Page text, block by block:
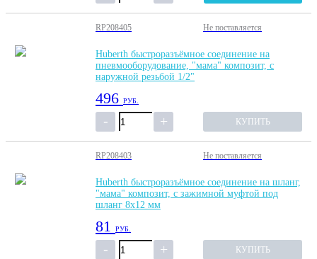
RP208405 Не поставляется
Huberth быстроразъёмное соединение на
пневмооборудование, "мама" композит, с
наружной резьбой 1/2"
496 РУБ.
КУПИТЬ
RP208403 Не поставляется
Huberth быстроразъёмное соединение на шланг,
"мама" композит, с зажимной муфтой под
шланг 8х12 мм
81 РУБ.
КУПИТЬ